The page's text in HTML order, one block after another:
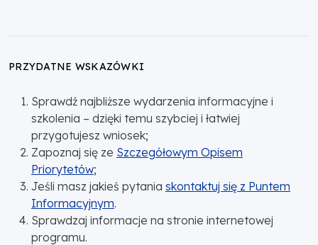
PRZYDATNE WSKAZÓWKI
Sprawdź najbliższe wydarzenia informacyjne i
szkolenia – dzięki temu szybciej i łatwiej
przygotujesz wniosek;
Zapoznaj się ze Szczegółowym Opisem
Priorytetów;
Jeśli masz jakieś pytania skontaktuj się z Puntem
Informacyjnym.
Sprawdzaj informacje na stronie internetowej
programu.